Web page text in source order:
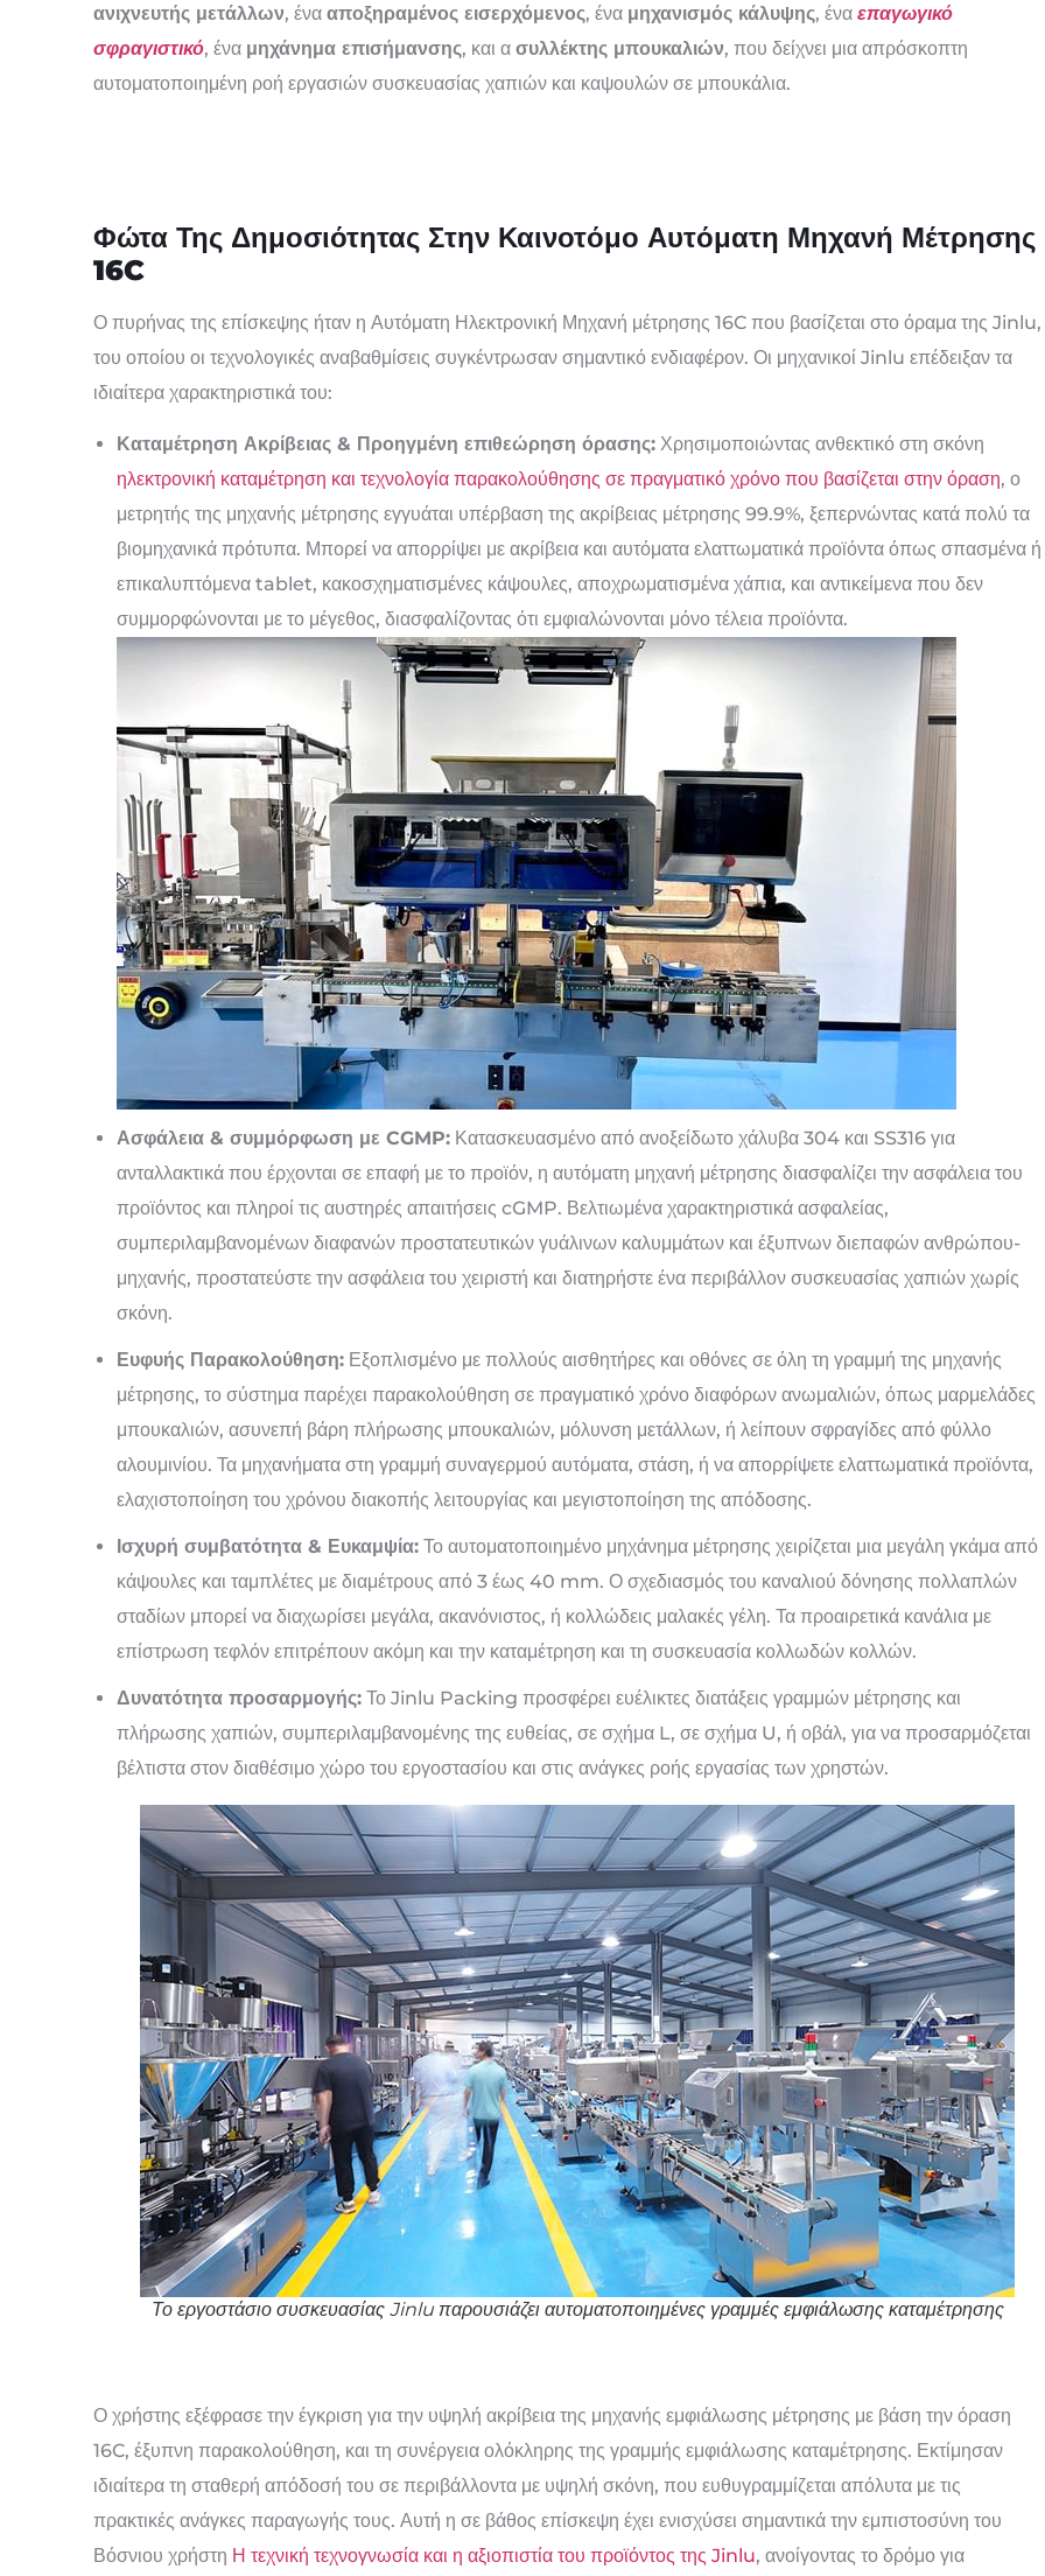
ανιχνευτής μετάλλων, ένα αποξηραμένος εισερχόμενος, ένα μηχανισμός κάλυψης, ένα επαγωγικό
σφραγιστικό, ένα μηχάνημα επισήμανσης, και α συλλέκτης μπουκαλιών, που δείχνει μια απρόσκοπτη
αυτοματοποιημένη ροή εργασιών συσκευασίας χαπιών και καψουλών σε μπουκάλια.
Φώτα Της Δημοσιότητας Στην Καινοτόμο Αυτόματη Μηχανή Μέτρησης
16C
Ο πυρήνας της επίσκεψης ήταν η Αυτόματη Ηλεκτρονική Μηχανή μέτρησης 16C που βασίζεται στο όραμα της Jinlu,
του οποίου οι τεχνολογικές αναβαθμίσεις συγκέντρωσαν σημαντικό ενδιαφέρον. Οι μηχανικοί Jinlu επέδειξαν τα
ιδιαίτερα χαρακτηριστικά του:
Καταμέτρηση Ακρίβειας & Προηγμένη επιθεώρηση όρασης: Χρησιμοποιώντας ανθεκτικό στη σκόνη
ηλεκτρονική καταμέτρηση και τεχνολογία παρακολούθησης σε πραγματικό χρόνο που βασίζεται στην όραση, ο
μετρητής της μηχανής μέτρησης εγγυάται υπέρβαση της ακρίβειας μέτρησης 99.9%, ξεπερνώντας κατά πολύ τα
βιομηχανικά πρότυπα. Μπορεί να απορρίψει με ακρίβεια και αυτόματα ελαττωματικά προϊόντα όπως σπασμένα ή
επικαλυπτόμενα tablet, κακοσχηματισμένες κάψουλες, αποχρωματισμένα χάπια, και αντικείμενα που δεν
συμμορφώνονται με το μέγεθος, διασφαλίζοντας ότι εμφιαλώνονται μόνο τέλεια προϊόντα.
Ασφάλεια & συμμόρφωση με CGMP: Κατασκευασμένο από ανοξείδωτο χάλυβα 304 και SS316 για
ανταλλακτικά που έρχονται σε επαφή με το προϊόν, η αυτόματη μηχανή μέτρησης διασφαλίζει την ασφάλεια του
προϊόντος και πληροί τις αυστηρές απαιτήσεις cGMP. Βελτιωμένα χαρακτηριστικά ασφαλείας,
συμπεριλαμβανομένων διαφανών προστατευτικών γυάλινων καλυμμάτων και έξυπνων διεπαφών ανθρώπου-
μηχανής, προστατεύστε την ασφάλεια του χειριστή και διατηρήστε ένα περιβάλλον συσκευασίας χαπιών χωρίς
σκόνη.
Ευφυής Παρακολούθηση: Εξοπλισμένο με πολλούς αισθητήρες και οθόνες σε όλη τη γραμμή της μηχανής
μέτρησης, το σύστημα παρέχει παρακολούθηση σε πραγματικό χρόνο διαφόρων ανωμαλιών, όπως μαρμελάδες
μπουκαλιών, ασυνεπή βάρη πλήρωσης μπουκαλιών, μόλυνση μετάλλων, ή λείπουν σφραγίδες από φύλλο
αλουμινίου. Τα μηχανήματα στη γραμμή συναγερμού αυτόματα, στάση, ή να απορρίψετε ελαττωματικά προϊόντα,
ελαχιστοποίηση του χρόνου διακοπής λειτουργίας και μεγιστοποίηση της απόδοσης.
Ισχυρή συμβατότητα & Ευκαμψία: Το αυτοματοποιημένο μηχάνημα μέτρησης χειρίζεται μια μεγάλη γκάμα από
κάψουλες και ταμπλέτες με διαμέτρους από 3 έως 40 mm. Ο σχεδιασμός του καναλιού δόνησης πολλαπλών
σταδίων μπορεί να διαχωρίσει μεγάλα, ακανόνιστος, ή κολλώδεις μαλακές γέλη. Τα προαιρετικά κανάλια με
επίστρωση τεφλόν επιτρέπουν ακόμη και την καταμέτρηση και τη συσκευασία κολλωδών κολλών.
Δυνατότητα προσαρμογής: Το Jinlu Packing προσφέρει ευέλικτες διατάξεις γραμμών μέτρησης και
πλήρωσης χαπιών, συμπεριλαμβανομένης της ευθείας, σε σχήμα L, σε σχήμα U, ή οβάλ, για να προσαρμόζεται
βέλτιστα στον διαθέσιμο χώρο του εργοστασίου και στις ανάγκες ροής εργασίας των χρηστών.
Το εργοστάσιο συσκευασίας Jinlu παρουσιάζει αυτοματοποιημένες γραμμές εμφιάλωσης καταμέτρησης
Ο χρήστης εξέφρασε την έγκριση για την υψηλή ακρίβεια της μηχανής εμφιάλωσης μέτρησης με βάση την όραση
16C, έξυπνη παρακολούθηση, και τη συνέργεια ολόκληρης της γραμμής εμφιάλωσης καταμέτρησης. Εκτίμησαν
ιδιαίτερα τη σταθερή απόδοσή του σε περιβάλλοντα με υψηλή σκόνη, που ευθυγραμμίζεται απόλυτα με τις
πρακτικές ανάγκες παραγωγής τους. Αυτή η σε βάθος επίσκεψη έχει ενισχύσει σημαντικά την εμπιστοσύνη του
Βόσνιου χρήστη Η τεχνική τεχνογνωσία και η αξιοπιστία του προϊόντος της Jinlu, ανοίγοντας το δρόμο για